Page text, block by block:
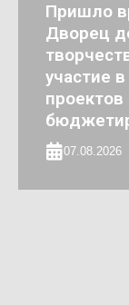
Пришло
Дворец
участие
проектов
07.08.2026